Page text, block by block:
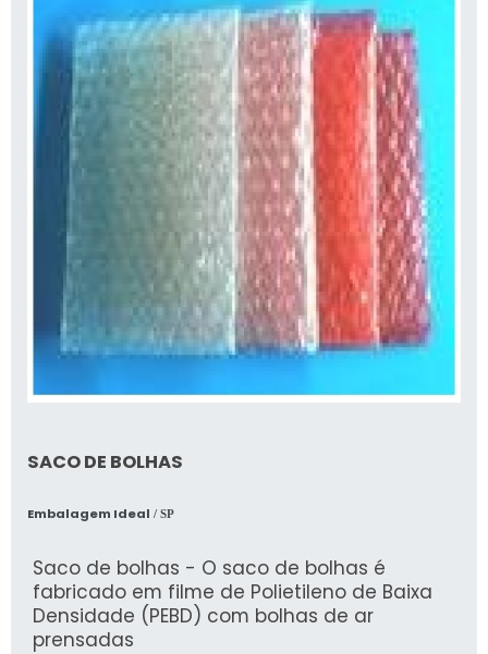
SACO DE BOLHAS
Embalagem Ideal / SP
Saco de bolhas - O saco de bolhas é
fabricado em filme de Polietileno de Baixa
Densidade (PEBD) com bolhas de ar
prensadas